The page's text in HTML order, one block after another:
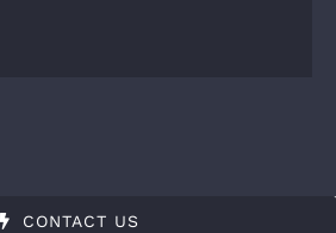
CONTACT US